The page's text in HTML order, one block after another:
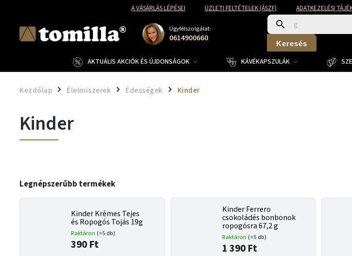
A VÁSÁRLÁS LÉPÉSEI ÜZLETI FELTÉTELEK (ÁSZF) ADATKEZELÉSI
Ügyfélszolgálat:
0614900660 Keresés
AKTUÁLIS AKCIÓK ÉS ÚJDONSÁGOK KÁVÉKAPSZULÁK
Kezdőlap / Élelmiszerek / Édességek / Kinder
Kinder
Legnépszerűbb termékek
Kinder Krémes Tejes
és Ropogós Tojás 19g
Raktáron (>5 db)
390 Ft
Kinder Ferrero
csokoládés bonbonok
ropogósra 67,2 g
Raktáron (>5 db)
1 390 Ft